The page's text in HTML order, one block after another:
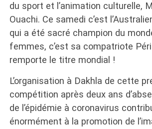
du sport et l’animation culturelle,
Ouachi. Ce samedi c’est
qui a été sacré champion du
femmes, c’est sa compatriote
remporte le titre mondial !
L’organisation à Dakhla de cette
compétition après deux ans
de l’épidémie à coronavirus
énormément à la promotion de